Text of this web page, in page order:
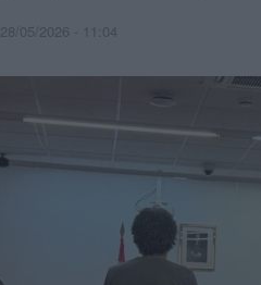
28/05/2026 - 11:04